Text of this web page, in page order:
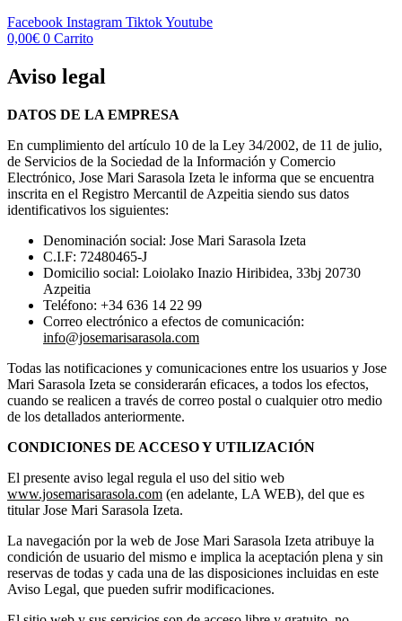
Facebook Instagram TiktokYoutube
0,00€ 0 Carrito
Aviso legal
DATOS DE LA EMPRESA
En cumplimiento del artículo 10 de la Ley 34/2002, de 11 de julio,
de Servicios de la Sociedad de la Información y Comercio
Electrónico, Jose Mari Sarasola Izeta le informa que se encuentra
inscrita en el Registro Mercantil de Azpeitia siendo sus datos
identificativos los siguientes:
Denominación social: Jose Mari Sarasola Izeta
C.I.F: 72480465-J
Domicilio social: Loiolako Inazio Hiribidea, 33bj 20730
Azpeitia
Teléfono: +34 636 14 22 99
Correo electrónico a efectos de comunicación:
info@josemarisarasola.com
Todas las notificaciones y comunicaciones entre los usuarios y Jose
Mari Sarasola Izeta se considerarán eficaces, a todos los efectos,
cuando se realicen a través de correo postal o cualquier otro medio
de los detallados anteriormente.
CONDICIONES DE ACCESO Y UTILIZACIÓN
El presente aviso legal regula el uso del sitio web
www.josemarisarasola.com (en adelante, LA WEB), del que es
titular Jose Mari Sarasola Izeta.
La navegación por la web de Jose Mari Sarasola Izeta atribuye la
condición de usuario del mismo e implica la aceptación plena y sin
reservas de todas y cada una de las disposiciones incluidas en este
Aviso Legal, que pueden sufrir modificaciones.